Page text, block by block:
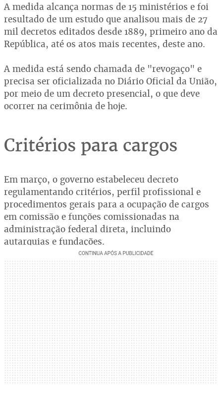
A medida alcança normas de 15 ministérios e foi
resultado de um estudo que analisou mais de 27
mil decretos editados desde 1889, primeiro ano da
República, até os atos mais recentes, deste ano.
A medida está sendo chamada de "revogaço" e
precisa ser oficializada no Diário Oficial da União,
por meio de um decreto presencial, o que deve
ocorrer na cerimônia de hoje.
Critérios para cargos
Em março, o governo estabeleceu decreto
regulamentando critérios, perfil profissional e
procedimentos gerais para a ocupação de cargos
em comissão e funções comissionadas na
administração federal direta, incluindo
autarquias e fundações.